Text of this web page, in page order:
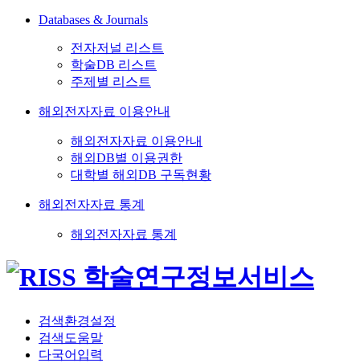
Databases & Journals
전자저널 리스트
학술DB 리스트
주제별 리스트
해외전자자료 이용안내
해외전자자료 이용안내
해외DB별 이용권한
대학별 해외DB 구독현황
해외전자자료 통계
해외전자자료 통계
검색환경설정
검색도움말
다국어입력